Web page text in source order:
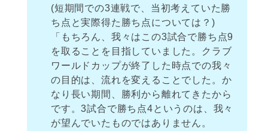
(短期間での3連戦で、当初考えていた勝
ち点と実際得た勝ち点については？)
「もちろん、我々はこの3試合で勝ち点9
を取ることを目指していました。クラブ
ワールドカップが終了した時点での我々
の目的は、流れを変えることでした。か
なり長い期間、勝利から離れてきたから
です。3試合で勝ち点4というのは、我々
が望んでいたものではありません。